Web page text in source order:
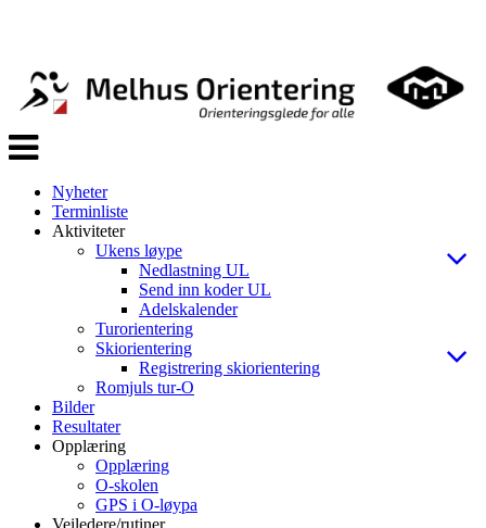
Veksle
navigasjon
Nyheter
Terminliste
Aktiviteter
Ukens løype
Nedlastning UL
Send inn koder UL
Adelskalender
Turorientering
Skiorientering
Registrering skiorientering
Romjuls tur-O
Bilder
Resultater
Opplæring
Opplæring
O-skolen
GPS i O-løypa
Veiledere/rutiner